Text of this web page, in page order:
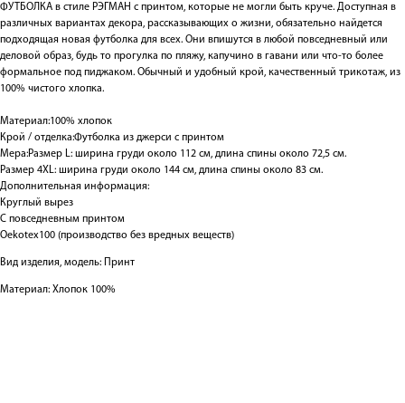
ФУТБОЛКА в стиле РЭГМАН с принтом, которые не могли быть круче. Доступная в
различных вариантах декора, рассказывающих о жизни, обязательно найдется
подходящая новая футболка для всех. Они впишутся в любой повседневный или
деловой образ, будь то прогулка по пляжу, капучино в гавани или что-то более
формальное под пиджаком. Обычный и удобный крой, качественный трикотаж, из
100% чистого хлопка.
Материал:100% хлопок
Крой / отделка:Футболка из джерси с принтом
Мера:Размер L: ширина груди около 112 см, длина спины около 72,5 см.
Размер 4XL: ширина груди около 144 см, длина спины около 83 см.
Дополнительная информация:
Круглый вырез
С повседневным принтом
Oekotex100 (производство без вредных веществ)
Вид изделия, модель: Принт
Материал: Хлопок 100%